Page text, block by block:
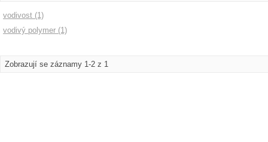
vodivost (1)
vodivý polymer (1)
Zobrazují se záznamy 1-2 z 1